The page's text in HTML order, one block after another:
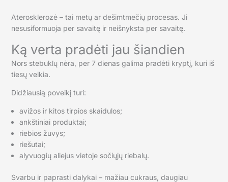
Aterosklerozė – tai metų ar dešimtmečių procesas. Ji
nesusiformuoja per savaitę ir neišnyksta per savaitę.
Ką verta pradėti jau šiandien
Nors stebuklų nėra, per 7 dienas galima pradėti kryptį, kuri iš
tiesų veikia.
Didžiausią poveikį turi:
avižos ir kitos tirpios skaidulos;
ankštiniai produktai;
riebios žuvys;
riešutai;
alyvuogių aliejus vietoje sočiųjų riebalų.
Svarbu ir paprasti dalykai – mažiau cukraus, daugiau